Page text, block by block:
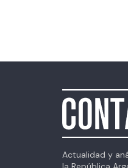
Actualidad y